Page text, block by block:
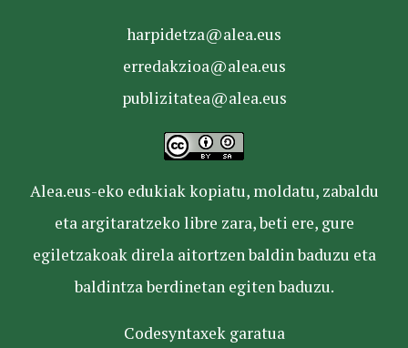
harpidetza@alea.eus
erredakzioa@alea.eus
publizitatea@alea.eus
Alea.eus-eko edukiak kopiatu, moldatu, zabaldu
eta argitaratzeko libre zara, beti ere, gure
egiletzakoak direla aitortzen baldin baduzu eta
baldintza berdinetan egiten baduzu.
Codesyntaxek garatua